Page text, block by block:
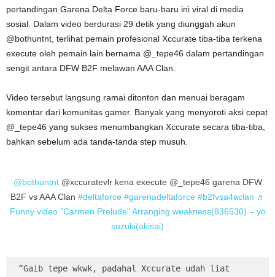
pertandingan Garena Delta Force baru-baru ini viral di media
sosial. Dalam video berdurasi 29 detik yang diunggah akun
@bothuntnt, terlihat pemain profesional Xccurate tiba-tiba terkena
execute oleh pemain lain bernama @_tepe46 dalam pertandingan
sengit antara DFW B2F melawan AAA Clan.
Video tersebut langsung ramai ditonton dan menuai beragam
komentar dari komunitas gamer. Banyak yang menyoroti aksi cepat
@_tepe46 yang sukses menumbangkan Xccurate secara tiba-tiba,
bahkan sebelum ada tanda-tanda step musuh.
@bothuntnt@xccuratevlr kena execute @_tepe46 garena DFW
B2F vs AAA Clan #deltaforce #garenadeltaforce #b2fvsa4aclan ♬
Funny video "Carmen Prelude" Arranging weakness(836530) – yo
suzuki(akisai)
“Gaib tepe wkwk, padahal Xccurate udah liat